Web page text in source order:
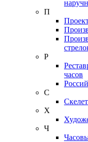
П
Р
часов
С
Х
Ч